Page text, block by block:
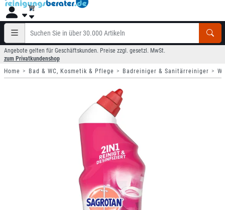
Angebote gelten für Geschäftskunden. Preise zzgl. gesetzl. MwSt.
zum Privatkundenshop
Home
Bad & WC, Kosmetik & Pflege Badreiniger & Sanitärreiniger